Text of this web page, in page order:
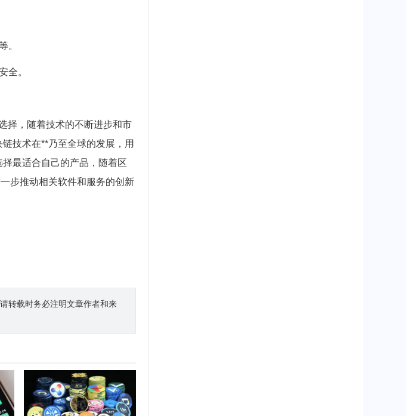
。
全。
择，随着技术的不断进步和市
技术在**乃至全球的发展，用
最适合自己的产品，随着区
步推动相关软件和服务的创新
转载时务必注明文章作者和来